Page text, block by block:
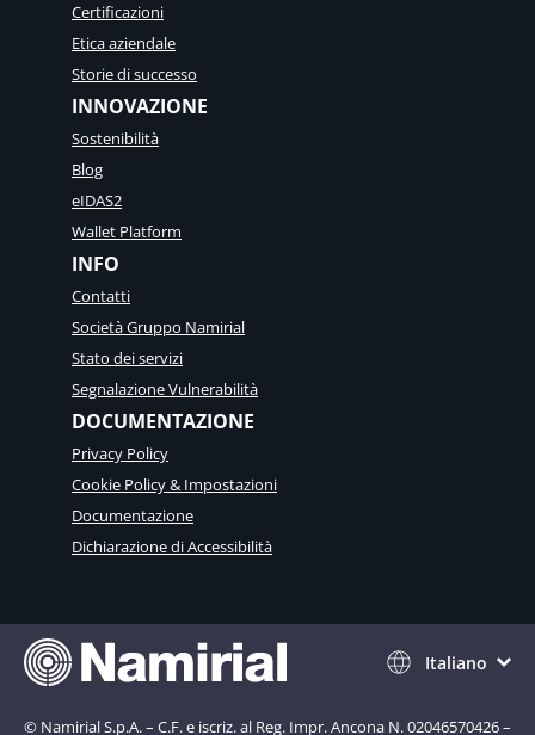
Certificazioni
Etica aziendale
Storie di successo
INNOVAZIONE
Sostenibilità
Blog
eIDAS2
Wallet Platform
INFO
Contatti
Società Gruppo Namirial
Stato dei servizi
Segnalazione Vulnerabilità
DOCUMENTAZIONE
Privacy Policy
Cookie Policy & Impostazioni
Documentazione
Dichiarazione di Accessibilità
Italiano
© Namirial S.p.A. – C.F. e iscriz. al Reg. Impr. Ancona N. 02046570426 –